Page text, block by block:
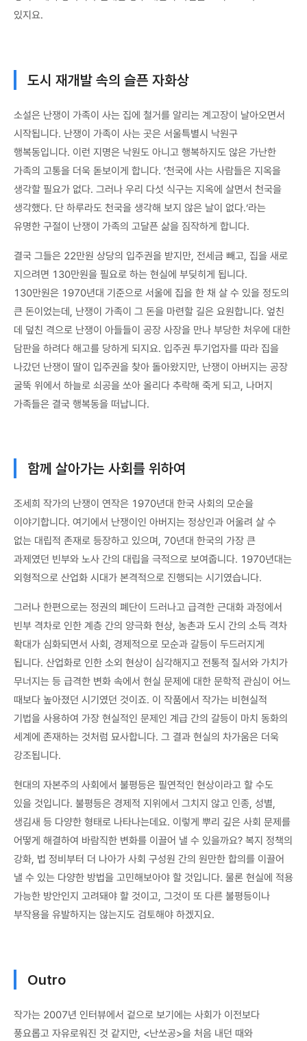
있지요.
도시 재개발 속의 슬픈 자화상
소설은 난쟁이 가족이 사는 집에 철거를 알리는 계고장이 날아오면서
시작됩니다. 난쟁이 가족이 사는 곳은 서울특별시 낙원구
행복동입니다. 이런 지명은 낙원도 아니고 행복하지도 않은 가난한
가족의 고통을 더욱 돋보이게 합니다. ’천국에 사는 사람들은 지옥을
생각할 필요가 없다. 그러나 우리 다섯 식구는 지옥에 살면서 천국을
생각했다. 단 하루라도 천국을 생각해 보지 않은 날이 없다.‘라는
유명한 구절이 난쟁이 가족의 고달픈 삶을 짐작하게 합니다.
결국 그들은 22만원 상당의 입주권을 받지만, 전세금 빼고, 집을 새로
지으려면 130만원을 필요로 하는 현실에 부딪히게 됩니다.
130만원은 1970년대 기준으로 서울에 집을 한 채 살 수 있을 정도의
큰 돈이었는데, 난쟁이 가족이 그 돈을 마련할 길은 요원합니다. 엎친
데 덮친 격으로 난쟁이 아들들이 공장 사장을 만나 부당한 처우에 대한
담판을 하려다 해고를 당하게 되지요. 입주권 투기업자를 따라 집을
나갔던 난쟁이 딸이 입주권을 찾아 돌아왔지만, 난쟁이 아버지는 공장
굴뚝 위에서 하늘로 쇠공을 쏘아 올리다 추락해 죽게 되고, 나머지
가족들은 결국 행복동을 떠납니다.
함께 살아가는 사회를 위하여
조세희 작가의 난쟁이 연작은 1970년대 한국 사회의 모순을
이야기합니다. 여기에서 난쟁이인 아버지는 정상인과 어울려 살 수
없는 대립적 존재로 등장하고 있으며, 70년대 한국의 가장 큰
과제였던 빈부와 노사 간의 대립을 극적으로 보여줍니다. 1970년대는
외형적으로 산업화 시대가 본격적으로 진행되는 시기였습니다.
그러나 한편으로는 정권의 폐단이 드러나고 급격한 근대화 과정에서
빈부 격차로 인한 계층 간의 양극화 현상, 농촌과 도시 간의 소득 격차
확대가 심화되면서 사회, 경제적으로 모순과 갈등이 두드러지게
됩니다. 산업화로 인한 소외 현상이 심각해지고 전통적 질서와 가치가
무너지는 등 급격한 변화 속에서 현실 문제에 대한 문학적 관심이 어느
때보다 높아졌던 시기였던 것이죠. 이 작품에서 작가는 비현실적
기법을 사용하여 가장 현실적인 문제인 계급 간의 갈등이 마치 동화의
세계에 존재하는 것처럼 묘사합니다. 그 결과 현실의 차가움은 더욱
강조됩니다.
현대의 자본주의 사회에서 불평등은 필연적인 현상이라고 할 수도
있을 것입니다. 불평등은 경제적 지위에서 그치지 않고 인종, 성별,
생김새 등 다양한 형태로 나타나는데요. 이렇게 뿌리 깊은 사회 문제를
어떻게 해결하여 바람직한 변화를 이끌어 낼 수 있을까요? 복지 정책의
강화, 법 정비부터 더 나아가 사회 구성원 간의 원만한 합의를 이끌어
낼 수 있는 다양한 방법을 고민해보아야 할 것입니다. 물론 현실에 적용
가능한 방안인지 고려돼야 할 것이고, 그것이 또 다른 불평등이나
부작용을 유발하지는 않는지도 검토해야 하겠지요.
Outro
작가는 2007년 인터뷰에서 겉으로 보기에는 사회가 이전보다
풍요롭고 자유로워진 것 같지만, <난쏘공>을 처음 내던 때와